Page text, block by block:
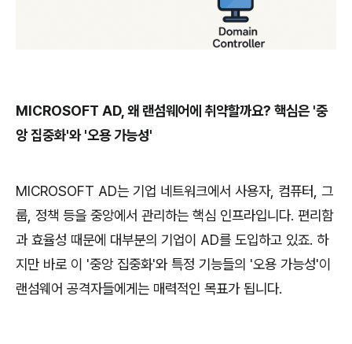
MICROSOFT AD, 왜 랜섬웨어에취약할까요? 핵심은 '중
앙집중화'와'오용가능성'
MICROSOFT AD는 기업 네트워크에서 사용자, 컴퓨터 그
룹 정책 등을 중앙에서 관리하는 핵심 인프라입니다. 편리함
과 효율성 때문에 대부분의 기업이 AD를 도입하고 있죠. 하
지만 바로 이 '중앙 집중화'와 특정 기능들의 '오용 가능성'이
랜섬웨어 공격자들에게는 매력적인 목표가 됩니다.